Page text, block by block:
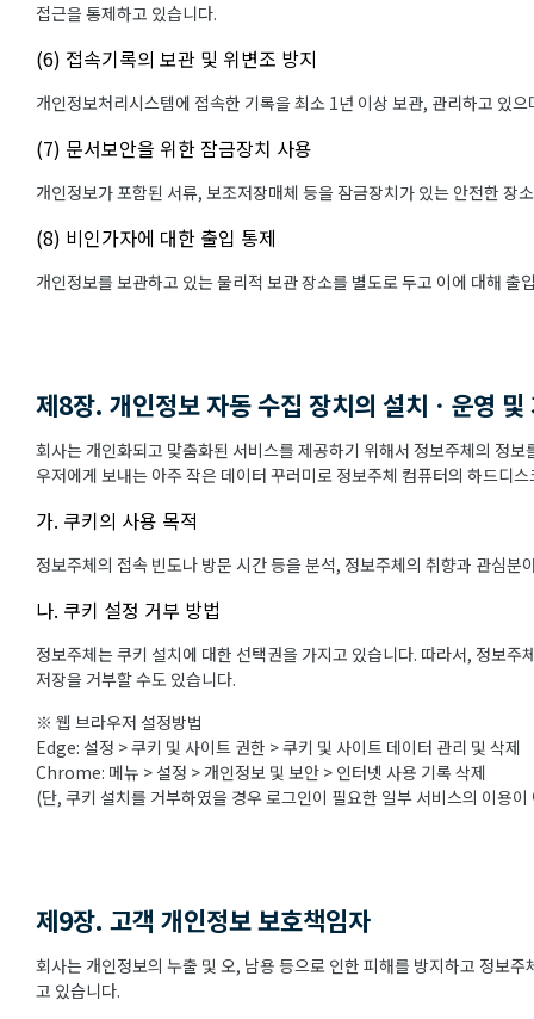
접근을 통제하고 있습니다.
(6) 접속기록의 보관 및 위변조 방지
개인정보처리시스템에 접속한 기록을 최소 1년 이상 보관, 관리하고 있
(7) 문서보안을 위한 잠금장치 사용
개인정보가 포함된 서류, 보조저장매체 등을 잠금장치가 있는 안전한 장
(8) 비인가자에 대한 출입 통제
개인정보를 보관하고 있는 물리적 보관 장소를 별도로 두고 이에 대해 출
제8장. 개인정보 자동 수집 장치의 설치ㆍ운영 및
회사는 개인화되고 맞춤화된 서비스를 제공하기 위해서 정보주체의 정
우저에게 보내는 아주 작은 데이터 꾸러미로 정보주체 컴퓨터의 하드디
가. 쿠키의 사용 목적
정보주체의 접속 빈도나 방문 시간 등을 분석, 정보주체의 취향과 관심
나. 쿠키 설정 거부 방법
정보주체는 쿠키 설치에 대한 선택권을 가지고 있습니다. 따라서, 정보
저장을 거부할 수도 있습니다.
※ 웹 브라우저 설정방법
Edge: 설정 > 쿠키 및 사이트 권한 > 쿠키 및 사이트 데이터 관리 및 삭제
Chrome: 메뉴 > 설정 > 개인정보 및 보안 > 인터넷 사용 기록 삭제
(단, 쿠키 설치를 거부하였을 경우 로그인이 필요한 일부 서비스의 이용
제9장. 고객 개인정보 보호책임자
회사는 개인정보의 누출 및 오, 남용 등으로 인한 피해를 방지하고 정보
고 있습니다.